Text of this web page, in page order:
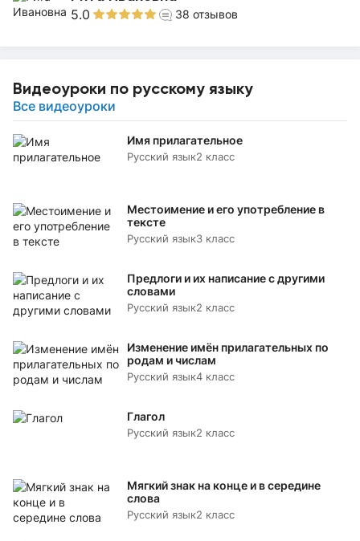
5.0 38 отзывов
Видеоуроки по русскому языку
Все видеоуроки
Имя прилагательное
Русский язык2 класс
Местоимение и его употребление в
тексте
Русский язык3 класс
Предлоги и их написание с другими
словами
Русский язык2 класс
Изменение имён прилагательных по
родам и числам
Русский язык4 класс
Глагол
Русский язык2 класс
Мягкий знак на конце и в середине
слова
Русский язык2 класс